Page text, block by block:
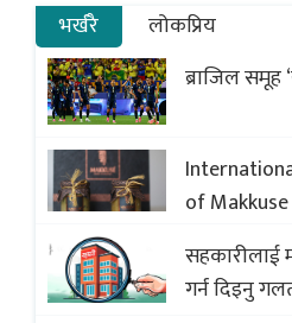
भर्खरै
लोकप्रिय
ब्राजिल समूह
of
with
Baklava
सहकारीलाई
गर्न दिइनु